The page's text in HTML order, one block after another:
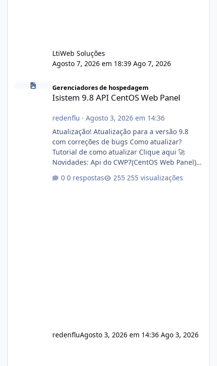
LtiWeb Soluções
Agosto 7, 2026 em 18:39 Ago 7, 2026
Isistem 9.8 API CentOS Web Panel
Gerenciadores de hospedagem
Isistem 9.8 API CentOS Web Panel
redenflu · Agosto 3, 2026 em 14:36
Atualização! Atualização para a versão 9.8
com correções de bugs Como atualizar?
Tutorial de como atualizar Clique aqui 🚀
Novidades: Api do CWP7(CentOS Web Panel)
autorizado a usasr o isistem:
0 respostas 255 visualizações
redenfluAgosto 3, 2026 em 14:36 Ago 3, 2026